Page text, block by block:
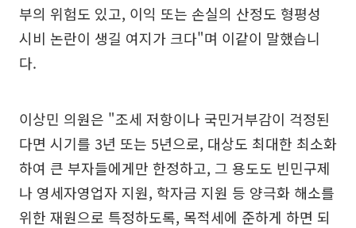
부의 위험도 있고, 이익 또는 손실의 산정도 형평성
시비 논란이 생길 여지가 크다"며 이같이 말했습니
다.
이상민 의원은 "조세 저항이나 국민거부감이 걱정된
다면 시기를 3년 또는 5년으로, 대상도 최대한 최소화
하여 큰 부자들에게만 한정하고, 그 용도도 빈민구제
나 영세자영업자 지원, 학자금 지원 등 양극화 해소를
위한 재원으로 특정하도록, 목적세에 준하게 하면 되